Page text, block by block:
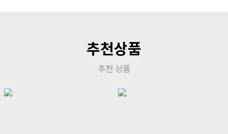
추천상품
추천 상품